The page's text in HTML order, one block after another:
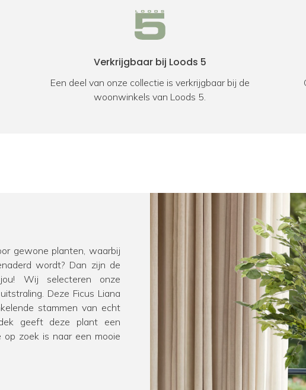
Verkrijgbaar bij Loods 5
Een deel van onze collectie is verkrijgbaar bij de
woonwinkels van Loods 5.
gewone planten, waarbij
wordt? Dan zijn de
Wij selecteren onze
Deze Ficus Liana
stammen van echt
geeft deze plant een
zoek is naar een mooie